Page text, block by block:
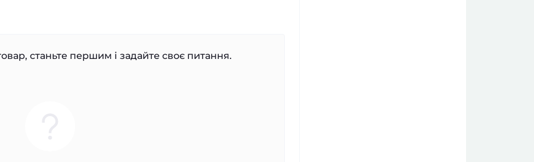
станьте першим і задайте своє питання.